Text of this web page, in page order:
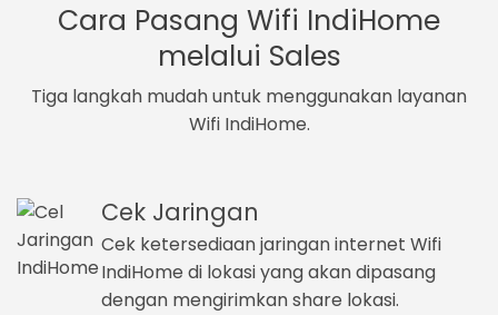
Cara Pasang Wifi IndiHome
melalui Sales
Tiga langkah mudah untuk menggunakan layanan
Wifi IndiHome.
Cek Jaringan
Cek ketersediaan jaringan internet Wifi
IndiHome di lokasi yang akan dipasang
dengan mengirimkan share lokasi.